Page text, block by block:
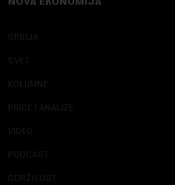
SRBIJA
SVET
KOLUMNE
PRIČE I ANALIZE
VIDEO
PODCAST
ODRŽIVOST